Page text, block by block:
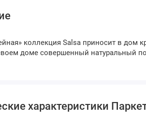
коллекция Salsa приносит в дом
доме совершенный натуральный
характеристики